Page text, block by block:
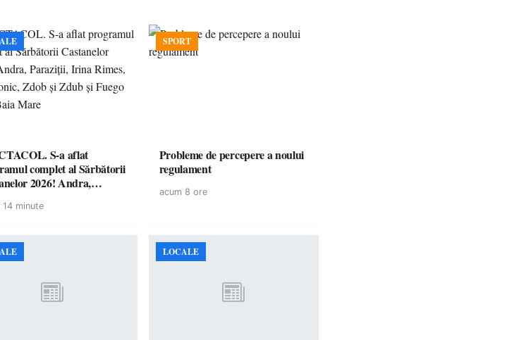
S-a aflat
complet al Sărbătorii
2026! Andra,
Zdob și Zdub și Fuego
14 minute
SPORT
Probleme de percepere a noului
regulament
acum 8 ore
LOCALE